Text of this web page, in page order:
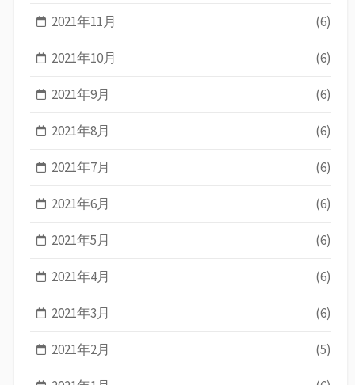
2021年11月 (6)
2021年10月 (6)
2021年9月 (6)
2021年8月 (6)
2021年7月 (6)
2021年6月 (6)
2021年5月 (6)
2021年4月 (6)
2021年3月 (6)
2021年2月 (5)